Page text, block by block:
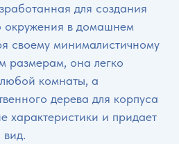
для создания
окружения в домашнем
своему минималистичному
размерам, она легко
комнаты, а
дерева для корпуса
характеристики и придает
вид.